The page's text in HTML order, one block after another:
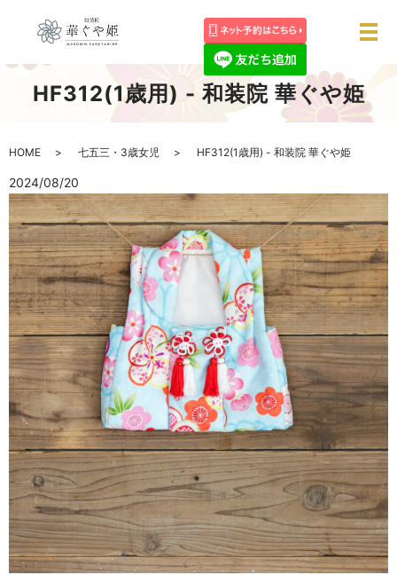
メ
HF312(1歳用) - 和装院 華ぐや姫
HOME 七五三・3歳女児 HF312(1歳用) - 和装院 華ぐや姫
2024/08/20